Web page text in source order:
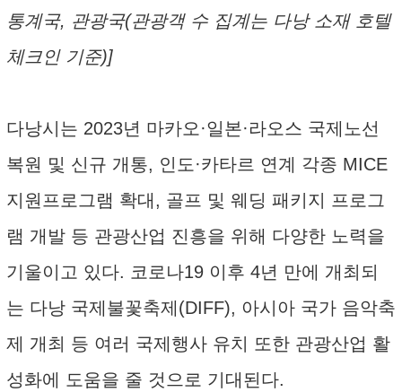
통계국, 관광국(관광객 수 집계는 다낭 소재 호텔
체크인 기준)]
다낭시는 2023년 마카오·일본·라오스 국제노선
복원 및 신규 개통, 인도·카타르 연계 각종 MICE
지원프로그램 확대, 골프 및 웨딩 패키지 프로그
램 개발 등 관광산업 진흥을 위해 다양한 노력을
기울이고 있다. 코로나19 이후 4년 만에 개최되
는 다낭 국제불꽃축제(DIFF), 아시아 국가 음악축
제 개최 등 여러 국제행사 유치 또한 관광산업 활
성화에 도움을 줄 것으로 기대된다.